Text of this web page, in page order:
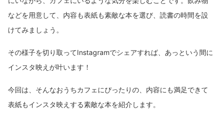
などを用意して、内容も表紙も素敵な本を選び、読書の時間を設
けてみましょう。
その様子を切り取ってInstagramでシェアすれば、あっという間に
インスタ映えが叶います！
今回は、そんなおうちカフェにぴったりの、内容にも満足できて
表紙もインスタ映えする素敵な本を紹介します。